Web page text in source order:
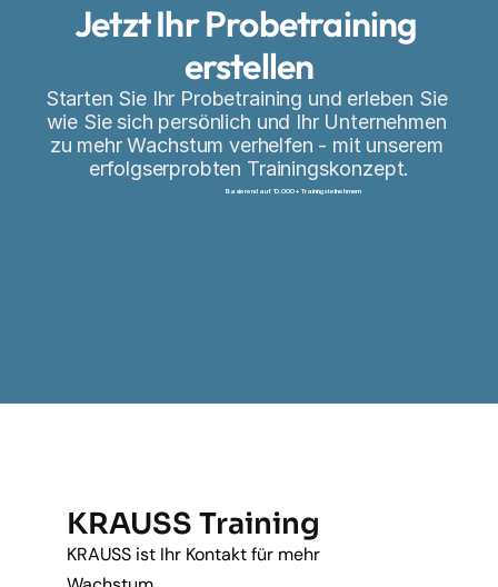
Jetzt Ihr Probetraining
erstellen
Starten Sie Ihr Probetraining und erleben Sie
wie Sie sich persönlich und Ihr Unternehmen
zu mehr Wachstum verhelfen - mit unserem
erfolgserprobten Trainingskonzept.
Basierend auf 10.000+ Trainingsteilnehmern
KRAUSS Training
KRAUSS ist Ihr Kontakt für mehr